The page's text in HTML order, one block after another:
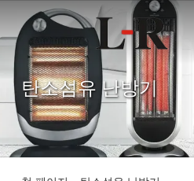
탄소섬유 난방기